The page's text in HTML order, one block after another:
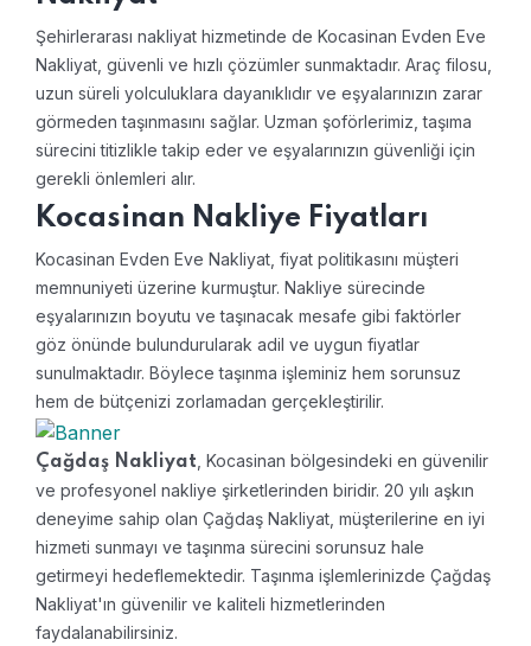
Şehirlerarası nakliyat hizmetinde de Kocasinan Evden Eve
Nakliyat, güvenli ve hızlı çözümler sunmaktadır. Araç filosu,
uzun süreli yolculuklara dayanıklıdır ve eşyalarınızın zarar
görmeden taşınmasını sağlar. Uzman şoförlerimiz, taşıma
sürecini titizlikle takip eder ve eşyalarınızın güvenliği için
gerekli önlemleri alır.
Kocasinan Nakliye Fiyatları
Kocasinan Evden Eve Nakliyat, fiyat politikasını müşteri
memnuniyeti üzerine kurmuştur. Nakliye sürecinde
eşyalarınızın boyutu ve taşınacak mesafe gibi faktörler
göz önünde bulundurularak adil ve uygun fiyatlar
sunulmaktadır. Böylece taşınma işleminiz hem sorunsuz
hem de bütçenizi zorlamadan gerçekleştirilir.
Çağdaş Nakliyat , Kocasinan bölgesindeki en güvenilir
ve profesyonel nakliye şirketlerinden biridir. 20 yılı aşkın
deneyime sahip olan Çağdaş Nakliyat, müşterilerine en iyi
hizmeti sunmayı ve taşınma sürecini sorunsuz hale
getirmeyi hedeflemektedir. Taşınma işlemlerinizde Çağdaş
Nakliyat'ın güvenilir ve kaliteli hizmetlerinden
faydalanabilirsiniz.